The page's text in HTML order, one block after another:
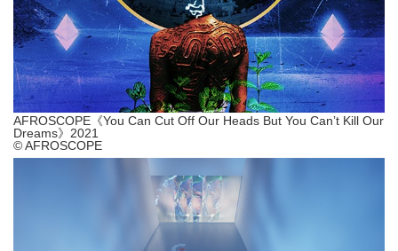
AFROSCOPE《You Can Cut Off Our Heads But You Canʼt Kill Our
Dreams》2021
© AFROSCOPE